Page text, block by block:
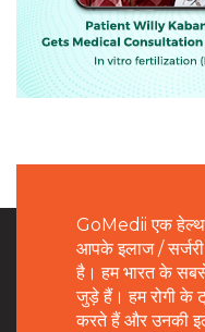
GoMedii एक
आपके इलाज / सर्जरी
है। हम भारत के
जुड़े हैं। हम रोगी के
करते हैं और उनकी